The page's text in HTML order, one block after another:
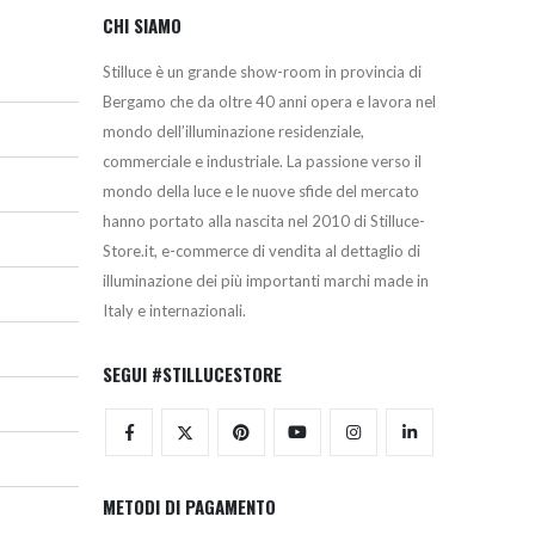
CHI SIAMO
Stilluce è un grande show-room in provincia di
Bergamo che da oltre 40 anni opera e lavora nel
mondo dell’illuminazione residenziale,
commerciale e industriale. La passione verso il
mondo della luce e le nuove sfide del mercato
hanno portato alla nascita nel 2010 di Stilluce-
Store.it, e-commerce di vendita al dettaglio di
illuminazione dei più importanti marchi made in
Italy e internazionali.
SEGUI #STILLUCESTORE
METODI DI PAGAMENTO